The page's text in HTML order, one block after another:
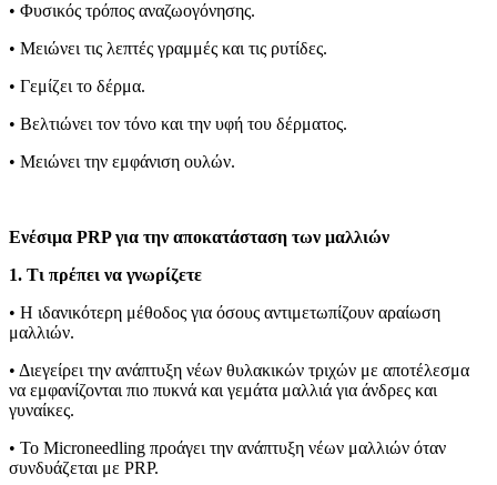
• Φυσικός τρόπος αναζωογόνησης.
• Μειώνει τις λεπτές γραμμές και τις ρυτίδες.
• Γεμίζει το δέρμα.
• Βελτιώνει τον τόνο και την υφή του δέρματος.
• Μειώνει την εμφάνιση ουλών.
Ενέσιμα PRP για την αποκατάσταση των μαλλιών
1. Τι πρέπει να γνωρίζετε
• Η ιδανικότερη μέθοδος για όσους αντιμετωπίζουν αραίωση
μαλλιών.
• Διεγείρει την ανάπτυξη νέων θυλακικών τριχών με αποτέλεσμα
να εμφανίζονται πιο πυκνά και γεμάτα μαλλιά για άνδρες και
γυναίκες.
• Το Microneedling προάγει την ανάπτυξη νέων μαλλιών όταν
συνδυάζεται με PRP.